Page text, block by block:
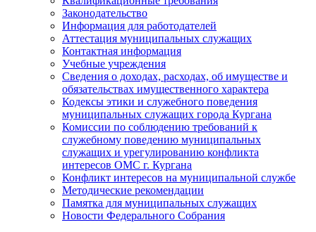
Законодательство
Информация для работодателей
Аттестация муниципальных служащих
Контактная информация
Учебные учреждения
Сведения о доходах, расходах, об имуществе и
обязательствах имущественного характера
Кодексы этики и служебного поведения
муниципальных служащих города Кургана
Комиссии по соблюдению требований к
служебному поведению муниципальных
служащих и урегулированию конфликта
интересов ОМС г. Кургана
Конфликт интересов на муниципальной службе
Методические рекомендации
Памятка для муниципальных служащих
Новости Федерального Cобрания